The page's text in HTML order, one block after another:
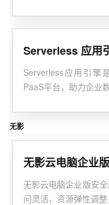
Serverless 应用
Serverless应用引擎
PaaS平台，助力企业
无影
无影云电脑企业版
无影云电脑企业版安
问灵活，资源弹性调